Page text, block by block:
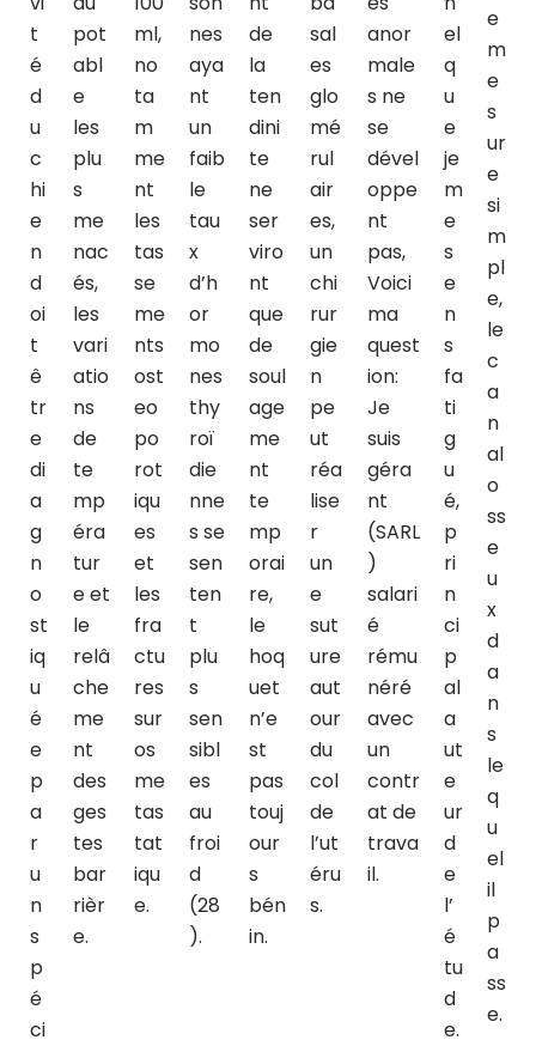
t
é
d
u
c
hi
e
n
d
oi
t
ê
tr
e
di
a
g
n
o
st
iq
u
é
e
p
a
r
u
n
s
p
é
ci
pot
abl
e
les
plu
s
me
nac
és,
les
vari
atio
ns
de
te
mp
éra
tur
e et
le
relâ
che
me
nt
des
ges
tes
bar
rièr
e.
ml,
no
ta
m
me
nt
les
tas
se
me
nts
ost
eo
po
rot
iqu
es
et
les
fra
ctu
res
sur
os
me
tas
tat
iqu
e.
nes
aya
nt
un
faib
le
tau
x
d’h
or
mo
nes
thy
roï
die
nne
s se
sen
ten
t
plu
s
sen
sibl
es
au
froi
d
(28
).
de
la
ten
dini
te
ne
ser
viro
nt
que
de
soul
age
me
nt
te
mp
orai
re,
le
hoq
uet
n’e
st
pas
touj
our
s
bén
in.
sal
es
glo
mé
rul
air
es,
un
chi
rur
gie
n
pe
ut
réa
lise
r
un
e
sut
ure
aut
our
du
col
de
l’ut
éru
s.
anor
male
s ne
se
dével
oppe
nt
pas,
Voici
ma
quest
ion:
Je
suis
géra
nt
(SARL
)
salari
é
rému
néré
avec
un
contr
at de
trava
il.
el
q
u
e
je
m
e
s
e
n
s
fa
ti
g
u
é,
p
ri
n
ci
p
al
a
ut
e
ur
d
e
l’
é
tu
d
e.
e
m
e
s
ur
e
si
m
pl
e,
le
c
a
n
al
o
ss
e
u
x
d
a
n
s
le
q
u
el
il
p
a
ss
e.